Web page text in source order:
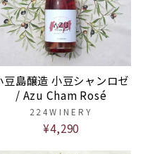
豆島醸造 小豆シャンロゼ
/ Azu Cham Rosé
224WINERY
¥4,290